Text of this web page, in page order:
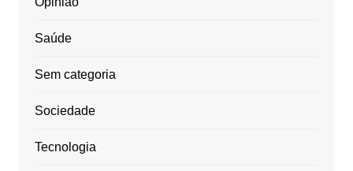
Saúde
Sem categoria
Sociedade
Tecnologia